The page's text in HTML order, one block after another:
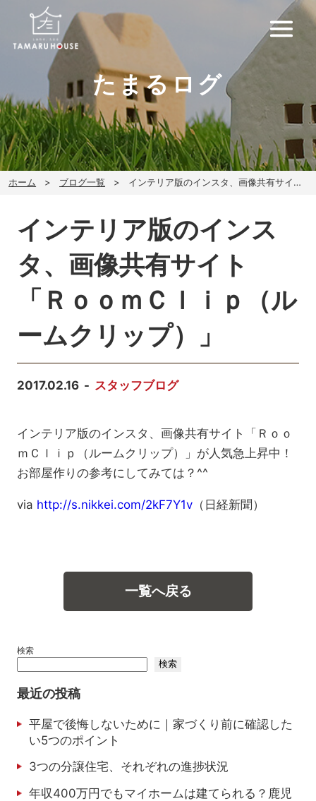
たまるログ
ホーム ブログ一覧 インテリア版のインスタ、画像共有サイト「ＲｏｏｍＣｌｉｐ（ルームクリップ）」
インテリア版のインス
タ、画像共有サイト
「ＲｏｏｍＣｌｉｐ（ル
ームクリップ）」
2017.02.16 スタッフブログ
インテリア版のインスタ、画像共有サイト「Ｒｏｏ
ｍＣｌｉｐ（ルームクリップ）」が人気急上昇中！
お部屋作りの参考にしてみては？^^
via http://s.nikkei.com/2kF7Y1v （日経新聞）
一覧へ戻る
検索
検索
最近の投稿
平屋で後悔しないために｜家づくり前に確認した
い5つのポイント
3つの分譲住宅、それぞれの進捗状況
年収400万円でもマイホームは建てられる？鹿児